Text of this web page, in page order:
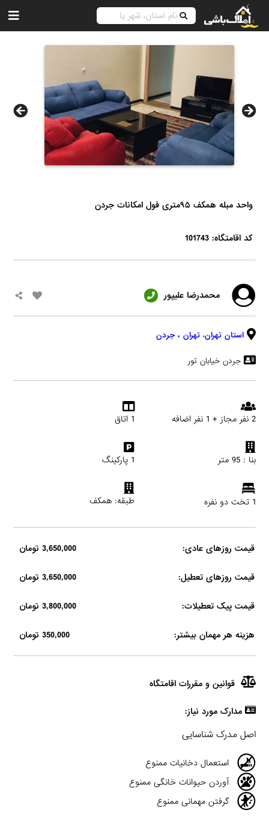
واحد مبله همکف ۹۵متری فول امکانات جردن
کد اقامتگاه: 101743
محمدرضا علیپور
استان تهران، تهران ، جردن
جردن خیابان تور
2 نفر مجاز + 1 نفر اضافه 1 اتاق
بنا : 95 متر 1 پارکینگ
1 تخت دو نفره طبقه: همکف
قیمت روزهای عادی: 3,650,000 تومان
قیمت روزهای تعطیل: 3,650,000 تومان
قیمت پیک تعطیلات: 3,800,000 تومان
هزینه هر مهمان بیشتر: 350,000 تومان
قوانین و مقررات اقامتگاه
مدارک مورد نیاز:
اصل مدرک شناسایی
استعمال دخانیات ممنوع
آوردن حیوانات خانگی ممنوع
گرفتن مهمانی ممنوع